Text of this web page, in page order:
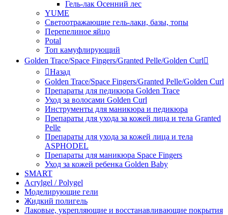
Гель-лак Осенний лес
YUME
Светоотражающие гель-лаки, базы, топы
Перепелиное яйцо
Potal
Топ камуфлирующий
Golden Trace/Space Fingers/Granted Pelle/Golden Curl
Назад
Golden Trace/Space Fingers/Granted Pelle/Golden Curl
Препараты для педикюра Golden Trace
Уход за волосами Golden Curl
Инструменты для маникюра и педикюра
Препараты для ухода за кожей лица и тела Granted
Pelle
Препараты для ухода за кожей лица и тела
ASPHODEL
Препараты для маникюра Space Fingers
Уход за кожей ребенка Golden Baby
SMART
Acrylgel / Polygel
Моделирующие гели
Жидкий полигель
Лаковые, укрепляющие и восстанавливающие покрытия